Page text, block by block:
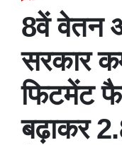
8वें वेतन
सरकार
फिटमेंट
बढ़ाकर